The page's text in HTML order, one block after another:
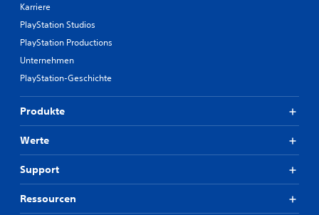
Karriere
PlayStation Studios
PlayStation Productions
Unternehmen
PlayStation-Geschichte
Produkte
Werte
Support
Ressourcen